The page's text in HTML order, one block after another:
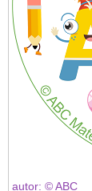
autor: © ABC